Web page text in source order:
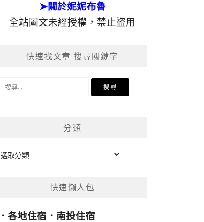
➤關於妮妮布魯
全站圖文未經授權，禁止盜用
快速找文章 搜尋關鍵字
分類
分
快速懶人包
．各地住宿 ． 南投住宿